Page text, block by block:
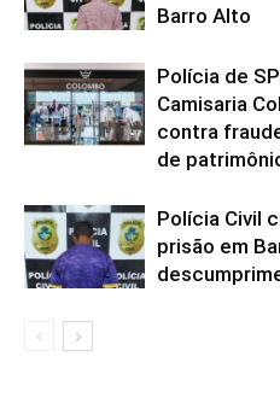
Barro Alto
Polícia de
Camisaria
contra
de
Polícia Civil
prisão em